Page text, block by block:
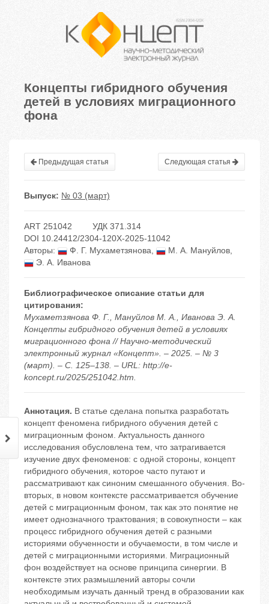
Концепты гибридного обучения
детей в условиях миграционного
фона
Предыдущая статья Следующая статья
Выпуск: № 03 (март)
ART 251042
УДК 371.314
DOI 10.24412/2304-120X-2025-11042
Авторы:
Ф. Г. Мухаметзянова, М. А. Мануйлов,
Э. А. Иванова
Библиографическое описание статьи для
цитирования:
Мухаметзянова Ф. Г., Мануйлов М. А., Иванова Э. А.
Концепты гибридного обучения детей в условиях
миграционного фона // Научно-методический
электронный журнал «Концепт». – 2025. – № 3
(март). – С. 125–138. – URL: http://e-
koncept.ru/2025/251042.htm.
Аннотация. В статье сделана попытка разработать
концепт феномена гибридного обучения детей с
миграционным фоном. Актуальность данного
исследования обусловлена тем, что затрагивается
изучение двух феноменов: с одной стороны, концепт
гибридного обучения, которое часто путают и
рассматривают как синоним смешанного обучения. Во-
вторых, в новом контексте рассматривается обучение
детей с миграционным фоном, так как это понятие не
имеет однозначного трактования; в совокупности – как
процесс гибридного обучения детей с разными
историями обученности и обучаемости, в том числе и
детей с миграционными историями. Миграционный
фон воздействует на основе принципа синергии. В
контексте этих размышлений авторы сочли
необходимым изучать данный тренд в образовании как